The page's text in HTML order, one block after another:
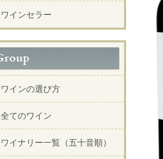
ワインセラー
ワインの選び方
全てのワイン
ワイナリー一覧（五十音順）